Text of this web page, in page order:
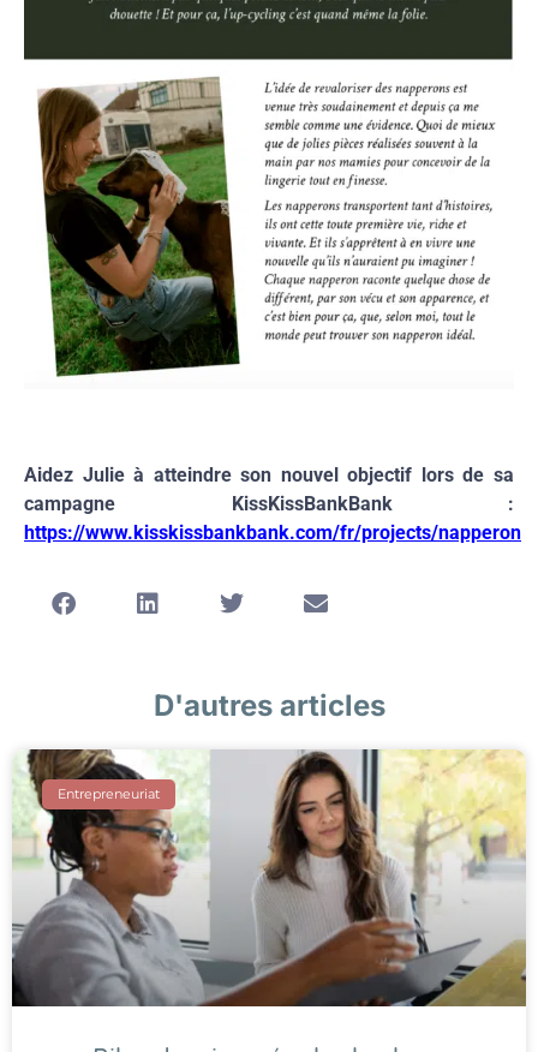
Aidez Julie à atteindre son nouvel objectif lors de sa
campagne KissKissBankBank :
https://www.kisskissbankbank.com/fr/projects/napperon
D'autres articles
Entrepreneuriat